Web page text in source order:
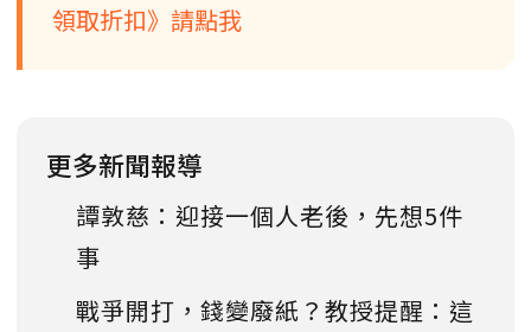
領取折扣》請點我
更多新聞報導
譚敦慈：迎接一個人老後，先想5件
事
戰爭開打，錢變廢紙？教授提醒：這